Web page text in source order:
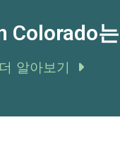
Colorado
알아보기